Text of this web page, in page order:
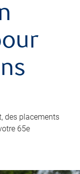
des placements
65e